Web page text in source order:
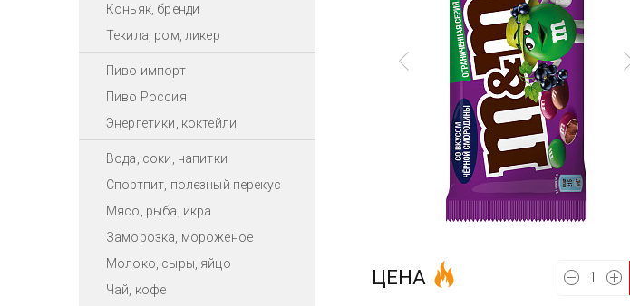
Коньяк, бренди
Текила, ром, ликер
Пиво импорт
Пиво Россия
Энергетики, коктейли
Вода, соки, напитки
Спортпит, полезный перекус
Мясо, рыба, икра
Заморозка, мороженое
Молоко, сыры, яйцо
Чай, кофе
ЦЕНА